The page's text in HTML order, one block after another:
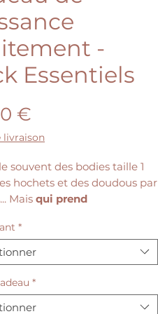
-
Essentiels
€
livraison
souvent des bodies taille 1
hochets et des doudous par
Mais qui prend
en post-partum ?
est une aventure
viscérale, mais elle est
et parfois semée
*
*